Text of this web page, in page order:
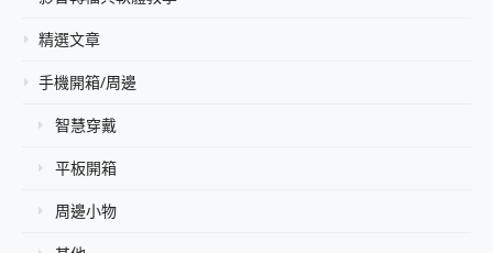
精選文章
手機開箱/周邊
智慧穿戴
平板開箱
周邊小物